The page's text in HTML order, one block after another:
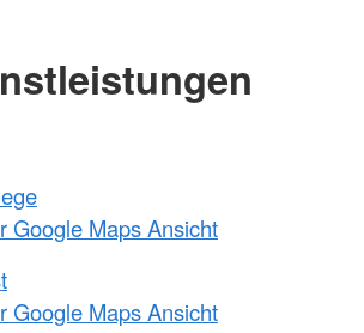
Google Maps Ansicht
Google Maps Ansicht